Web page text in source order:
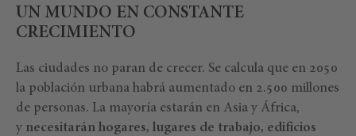
UN MUNDO EN CONSTANTE
CRECIMIENTO
Las ciudades no paran de crecer. Se calcula que en 2050
la población urbana habrá aumentado en 2.500 millones
de personas. La mayoría estarán en Asia y África,
y necesitarán hogares, lugares de trabajo, edificios